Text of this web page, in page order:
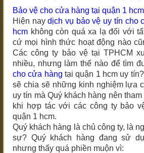
Bảo vệ cho cửa hàng tại quận 1 hcm
Hiện naydịch vụ bảo vệ uy tín cho
hcm không còn quá xa lạ đối với
cứ mọi hình thức hoạt động nào
Các công ty bảo vệ tại TPHCM
nhiều, nhưng làm thế nào để tìm
cho cửa hàng tại quận 1 hcm uy
sẽ chia sẽ những kinh nghiệm lựa
uy tín mà Quý khách hàng nên
khi hợp tác với các công ty bảo
quận 1 hcm.
Quý khách hàng là chủ công ty, là
sự? Quý khách hàng đang sử
nhưng thấy quá phiền muộn vì: